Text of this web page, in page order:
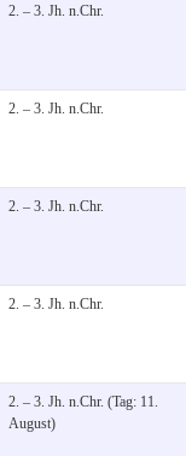
2. – 3. Jh. n.Chr.
2. – 3. Jh. n.Chr.
2. – 3. Jh. n.Chr.
2. – 3. Jh. n.Chr.
2. – 3. Jh. n.Chr. (Tag: 11.
August)